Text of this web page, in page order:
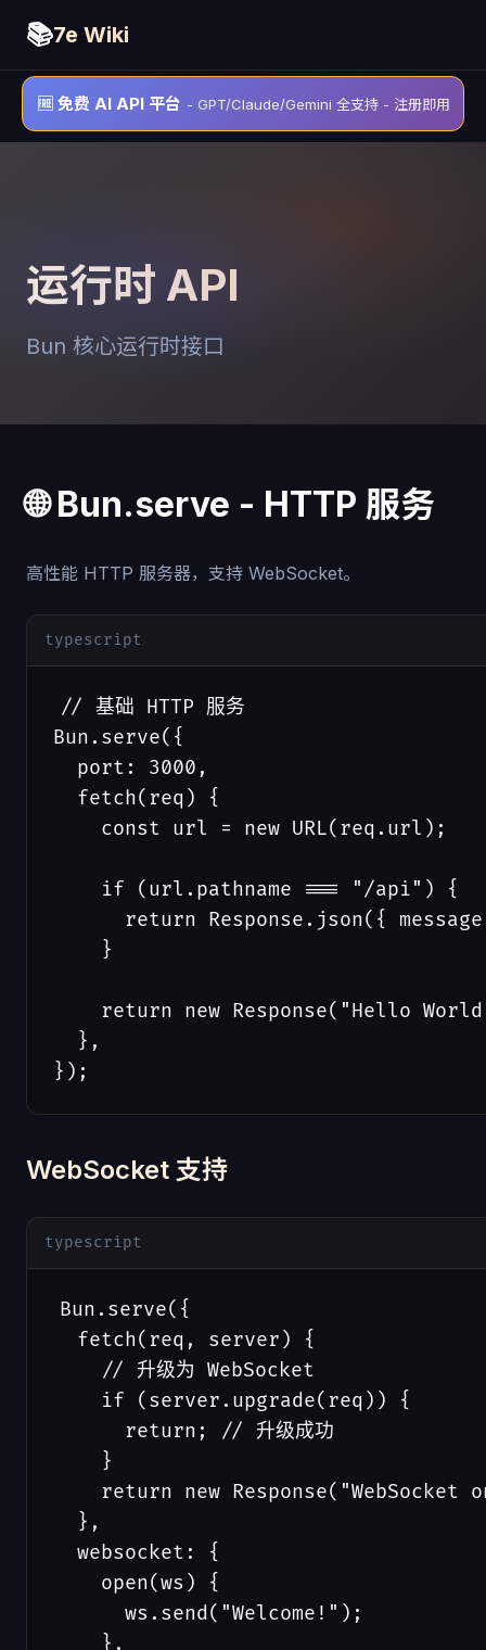
📚7e Wiki
🆓 免费 AI API 平台 - GPT/Claude/Gemini 全支持 - 注册即用
运行时 API
Bun 核心运行时接口
🌐 Bun.serve - HTTP 服务
高性能 HTTP 服务器，支持 WebSocket。
typescript
// 基础 HTTP 服务
Bun.serve({
  port: 3000,
  fetch(req) {
    const url = new URL(req.url);
    if (url.pathname === "/api") {
return Response.json({
    }
return new Response("Hello
  },
});
WebSocket 支持
typescript
Bun.serve({
  fetch(req, server) {
    // 升级为 WebSocket
    if (server.upgrade(req)) {
      return; // 升级成功
    }
return new Response("WebSocket
  },
  websocket: {
    open(ws) {
      ws.send("Welcome!");
    },